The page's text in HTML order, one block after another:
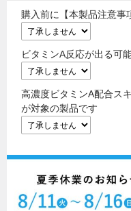
購入前に【本製品注意事
ビタミンA反応が出る可
高濃度ビタミンA配合ス
が対象の製品です